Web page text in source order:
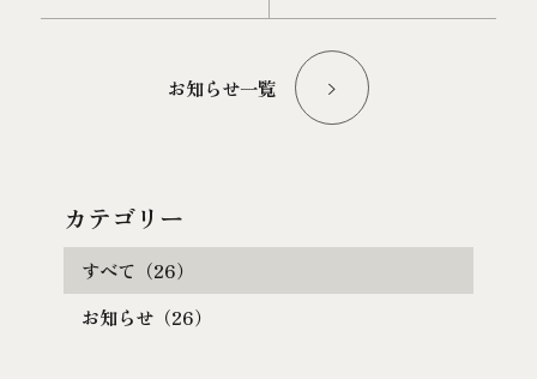
お知らせ一覧
カテゴリー
すべて（26）
お知らせ（26）